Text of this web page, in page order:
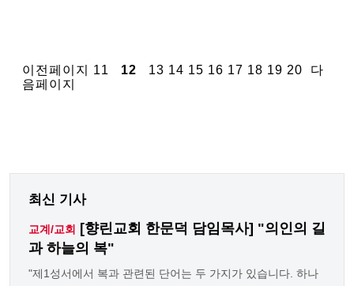
이전페이지 11 12 13 14 15 16 17 18 19 20
다
음페이지
최신 기사
교계/교회
[향린교회 한문덕 담임목사] "의인의 길
과 하늘의 복"
"제1성서에서 복과 관련된 단어는 두 가지가 있습니다. 하나